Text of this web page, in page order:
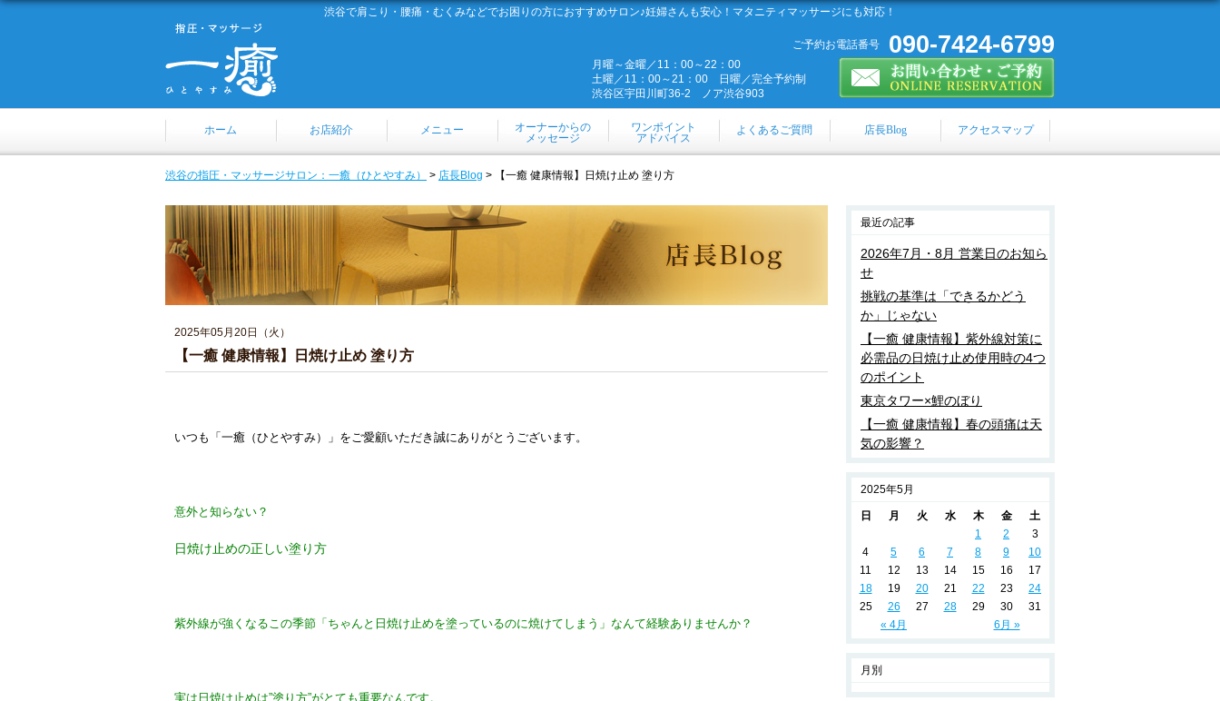
渋谷で肩こり・腰痛・むくみなどでお困りの方におすすめサロン♪妊婦さんも安心！マタニティマッサージにも対応！
090-7424-6799
ご予約お電話番号
月曜～金曜／11：00～22：00
土曜／11：00～21：00 日曜／完全予約制
渋谷区宇田川町36-2 ノア渋谷903
ホーム お店紹介 メニュー
オーナーからの
メッセージ
ワンポイント
アドバイス
よくあるご質問 店長Blog アクセスマップ
渋谷の指圧・マッサージサロン：一癒（ひとやすみ） > 店長Blog > 【一癒 健康情報】日焼け止め 塗り方
2025年05月20日（火）
【一癒 健康情報】日焼け止め 塗り方
いつも「一癒（ひとやすみ）」をご愛顧いただき誠にありがとうございます。
意外と知らない？
日焼け止めの正しい塗り方
紫外線が強くなるこの季節「ちゃんと日焼け止めを塗っているのに焼けてしまう」なんて経験ありませんか？
実は日焼け止めは”塗り方”がとても重要なんです。
最近の記事
2026年7月・8月 営業日のお知ら
せ
挑戦の基準は「できるかどう
か」じゃない
【一癒 健康情報】紫外線対策に
必需品の日焼け止め使用時の4つ
のポイント
東京タワー×鯉のぼり
【一癒 健康情報】春の頭痛は天
気の影響？
2025年5月
日 月 火 水 木 金 土
« 4月 6月 »
1 2
3
4
5 6 7 8 9
10
11
12 13 14 15 16
17
18
19 20 21 22 23
24
25
26 27 28 29 30 31
月別